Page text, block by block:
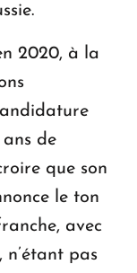
2020, à la
de
que son
le ton
avec
n’étant pas